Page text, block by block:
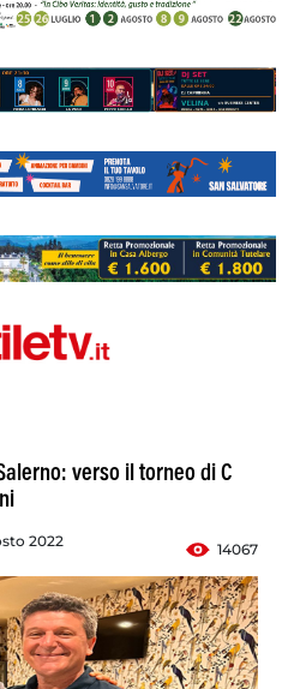
verso il torneo di C
2022
14067